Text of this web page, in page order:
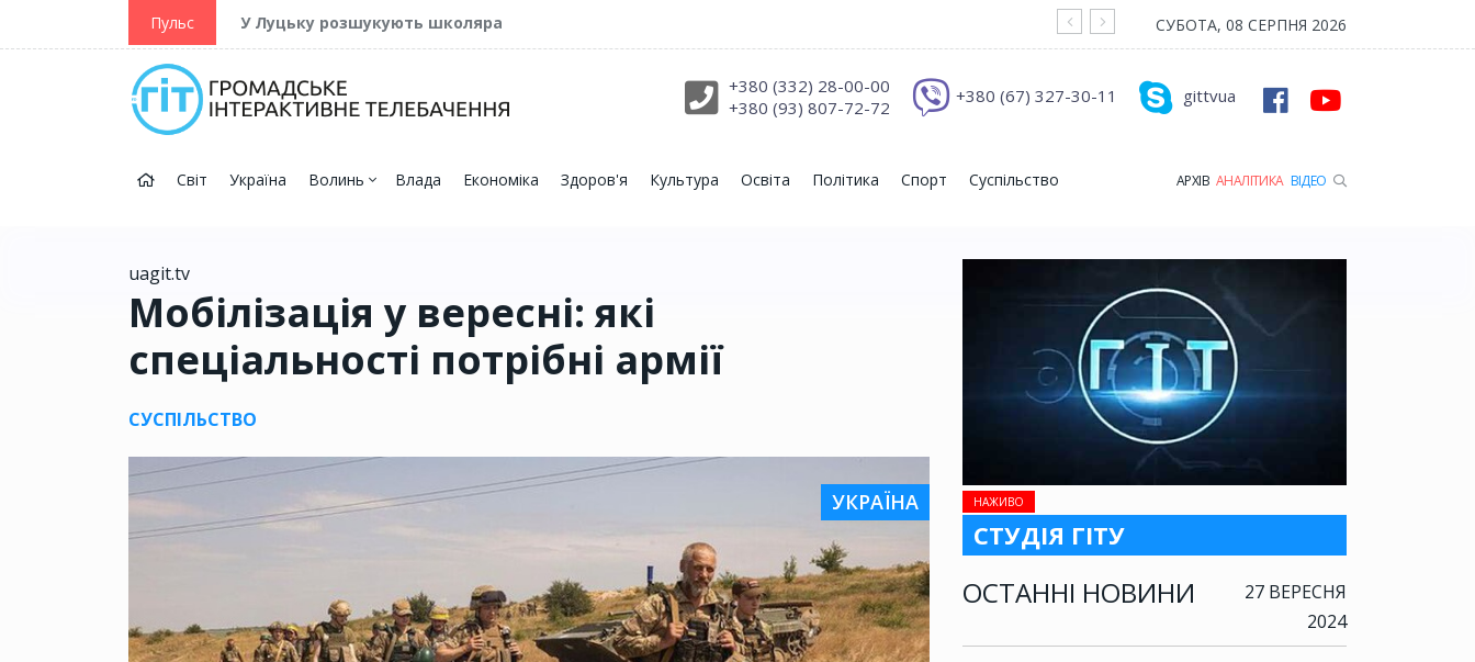
Пульс У Луцьку розшукують школяра На війні загинув Герой з Рожищенської
СУБОТА, 08 СЕРПНЯ 2026
gittvua
+380 (67) 327-30-11
+380 (332) 28-00-00
+380 (93) 807-72-72
Світ Україна Волинь Влада Економіка Здоров'я Культура Освіта Політика Спорт Суспільство АРХІВ АНАЛІТИКА ВІДЕО
НАЖИВО
СТУДІЯ ГІТУ
ОСТАННІ НОВИНИ
27 ВЕРЕСНЯ
2024
uagit.tv
Мобілізація у вересні: які
спеціальності потрібні армії
СУСПІЛЬСТВО
УКРАЇНА